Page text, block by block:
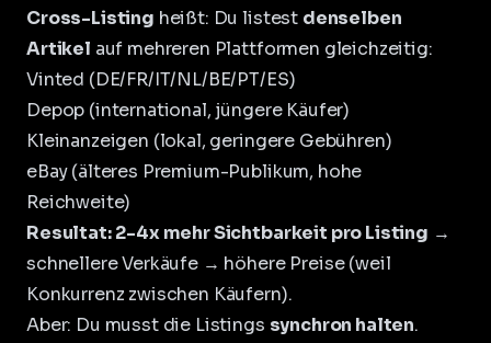
Cross-Listing heißt: Du listest denselben
Artikel auf mehreren Plattformen gleichzeitig:
Vinted (DE/FR/IT/NL/BE/PT/ES)
Depop (international, jüngere Käufer)
Kleinanzeigen (lokal, geringere Gebühren)
eBay (älteres Premium-Publikum, hohe
Reichweite)
Resultat: 2-4x mehr Sichtbarkeit pro Listing →
schnellere Verkäufe → höhere Preise (weil
Konkurrenz zwischen Käufern).
Aber: Du musst die Listings synchron halten.